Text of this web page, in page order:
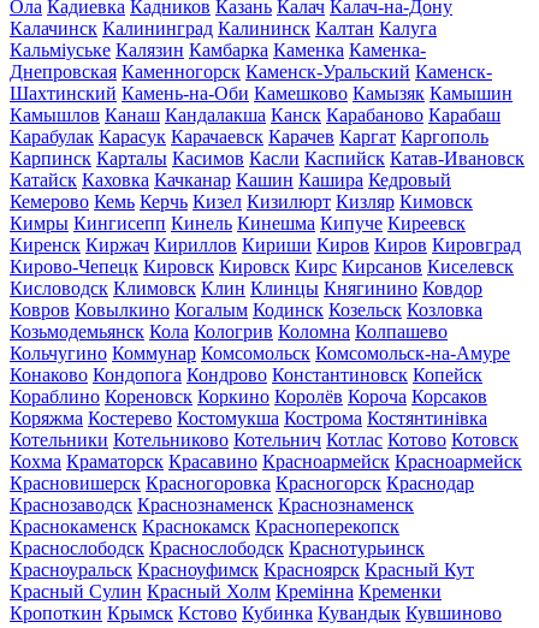
Ола Кадиевка Кадников Казань Калач Калач-на-Дону
Калачинск Калининград Калининск Калтан Калуга
Кальміуське Калязин Камбарка Каменка Каменка-
Днепровская Каменногорск Каменск-Уральский Каменск-
Шахтинский Камень-на-Оби Камешково Камызяк Камышин
Камышлов Канаш Кандалакша Канск Карабаново Карабаш
Карабулак Карасук Карачаевск Карачев Каргат Каргополь
Карпинск Карталы Касимов Касли Каспийск Катав-Ивановск
Катайск Каховка Качканар Кашин Кашира Кедровый
Кемерово Кемь Керчь Кизел Кизилюрт Кизляр Кимовск
Кимры Кингисепп Кинель Кинешма Кипуче Киреевск
Киренск Киржач Кириллов Кириши Киров Киров Кировград
Кирово-Чепецк Кировск Кировск Кирс Кирсанов Киселевск
Кисловодск Климовск Клин Клинцы Княгинино Ковдор
Ковров Ковылкино Когалым Кодинск Козельск Козловка
Козьмодемьянск Кола Кологрив Коломна Колпашево
Кольчугино Коммунар Комсомольск Комсомольск-на-Амуре
Конаково Кондопога Кондрово Константиновск Копейск
Кораблино Кореновск Коркино Королёв Короча Корсаков
Коряжма Костерево Костомукша Кострома Костянтинівка
Котельники Котельниково Котельнич Котлас Котово Котовск
Кохма Краматорск Красавино Красноармейск Красноармейск
Красновишерск Красногоровка Красногорск Краснодар
Краснозаводск Краснознаменск Краснознаменск
Краснокаменск Краснокамск Красноперекопск
Краснослободск Краснослободск Краснотурьинск
Красноуральск Красноуфимск Красноярск Красный Кут
Красный Сулин Красный Холм Кремінна Кременки
Кропоткин Крымск Кстово Кубинка Кувандык Кувшиново